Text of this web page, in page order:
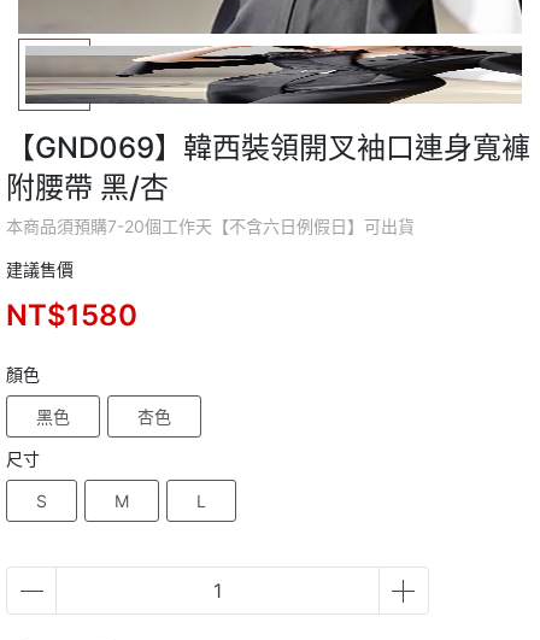
【GND069】韓西裝領開叉袖口連身寬褲
附腰帶 黑/杏
本商品須預購7-20個工作天【不含六日例假日】可出貨
建議售價
NT$1580
顏色
黑色 杏色
尺寸
S M L